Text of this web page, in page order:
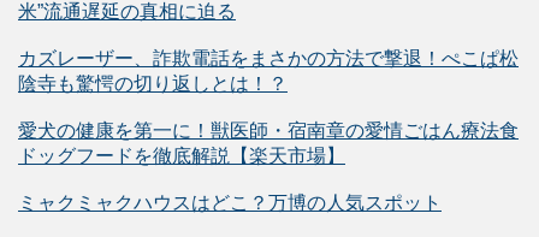
米”流通遅延の真相に迫る
カズレーザー、詐欺電話をまさかの方法で撃退！ぺこぱ松
陰寺も驚愕の切り返しとは！？
愛犬の健康を第一に！獣医師・宿南章の愛情ごはん療法食
ドッグフードを徹底解説【楽天市場】
ミャクミャクハウスはどこ？万博の人気スポット